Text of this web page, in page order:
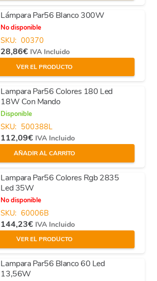
Lámpara Par56 Blanco 300W
No disponible
SKU: 00370
28,86€ IVA Incluido
VER EL PRODUCTO
Lampara Par56 Colores 180 Led
18W Con Mando
Disponible
SKU: 500388L
112,09€ IVA Incluido
AÑADIR AL CARRITO
Lampara Par56 Colores Rgb 2835
Led 35W
No disponible
SKU: 60006B
144,23€ IVA Incluido
VER EL PRODUCTO
Lampara Par56 Blanco 60 Led
13,56W